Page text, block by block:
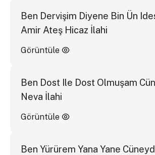
Ben Dervişim Diyene Bin Ün
Amir Ateş Hicaz İlahi
Görüntüle
Ben Dost Ile Dost Olmuşam
Neva İlahi
Görüntüle
Ben Yürürem Yana Yane